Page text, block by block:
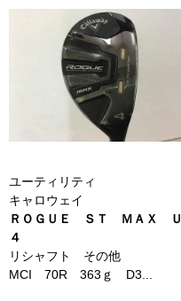
ユーティリティ
キャロウェイ
ＲＯＧＵＥ ＳＴ ＭＡＸ Ｕ
４
リシャフト その他
MCI 70R 363ｇ D3...